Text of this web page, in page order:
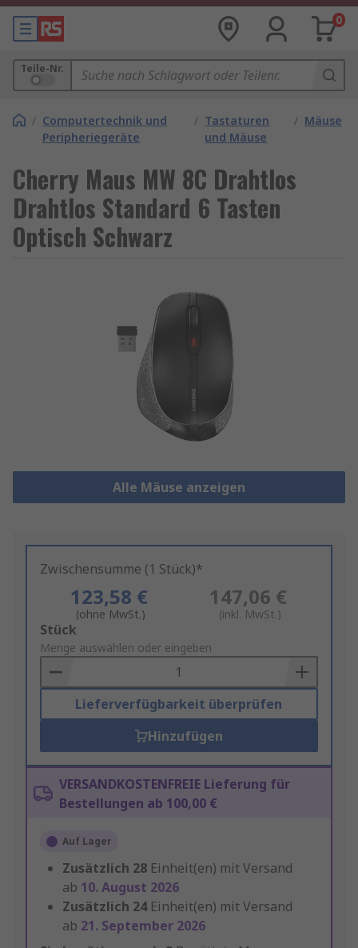
0
Teile-Nr.
/ Computertechnik und
Peripheriegeräte
/ Tastaturen
und Mäuse
/ Mäuse
Cherry Maus MW 8C Drahtlos
Drahtlos Standard 6 Tasten
Optisch Schwarz
Alle Mäuse anzeigen
Zwischensumme (1 Stück)*
123,58 €
(ohne MwSt.)
147,06 €
(inkl. MwSt.)
Add
to
Basket
Stück
Menge auswählen oder eingeben
Lieferverfügbarkeit überprüfen
Hinzufügen
VERSANDKOSTENFREIE Lieferung für
Bestellungen ab 100,00 €
Auf Lager
Zusätzlich 28 Einheit(en) mit Versand
ab 10. August 2026
Zusätzlich 24 Einheit(en) mit Versand
ab 21. September 2026